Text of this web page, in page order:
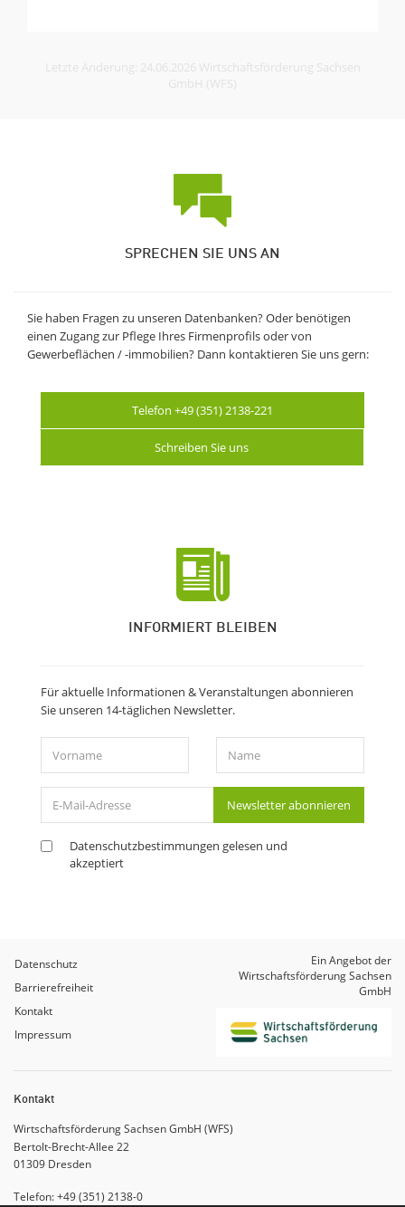
Letzte Änderung: 24.06.2026 Wirtschaftsförderung Sachsen
GmbH (WFS)
SPRECHEN SIE UNS AN
Sie haben Fragen zu unseren Datenbanken? Oder benötigen
einen Zugang zur Pflege Ihres Firmenprofils oder von
Gewerbeflächen / -immobilien? Dann kontaktieren Sie uns gern:
Telefon +49 (351) 2138-221
Schreiben Sie uns
INFORMIERT BLEIBEN
Für aktuelle Informationen & Veranstaltungen abonnieren
Sie unseren 14-täglichen Newsletter.
Mail-
Adresse
Newsletter abonnieren
Datenschutzbestimmungen gelesen und
akzeptiert
Datenschutz
Barrierefreiheit
Kontakt
Impressum
Ein Angebot der
Wirtschaftsförderung Sachsen
GmbH
Kontakt
Wirtschaftsförderung Sachsen GmbH (WFS)
Bertolt-Brecht-Allee 22
01309 Dresden
Telefon: +49 (351) 2138-0